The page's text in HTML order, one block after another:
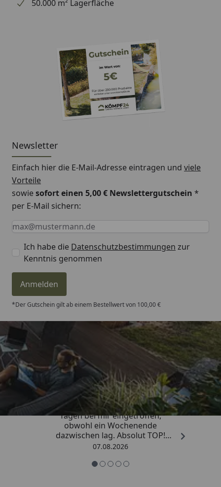
50.000 m² Lagerfläche
Newsletter
Einfach hier die E-Mail-Adresse eintragen und viele
Vorteile
sowiesofort einen 5,00 € Newslettergutschein *
per E-Mail sichern:
Keine Eingabe erforderlich
Eingabe erforderlich
E-Mail *
Ich habe die Datenschutzbestimmungen zur
Kenntnis genommen
Anmelden
*Der Gutschein gilt ab einem Bestellwert von 100,00 €
Trusted Shops
4,81/ 5
„Die Bestellung ist innerhalb von 4
Tagen bei mir eingetroffen,
obwohl ein Wochenende
dazwischen lag. Absolut TOP!
Sicherlich nicht die letzte
so.“
07.08.2026